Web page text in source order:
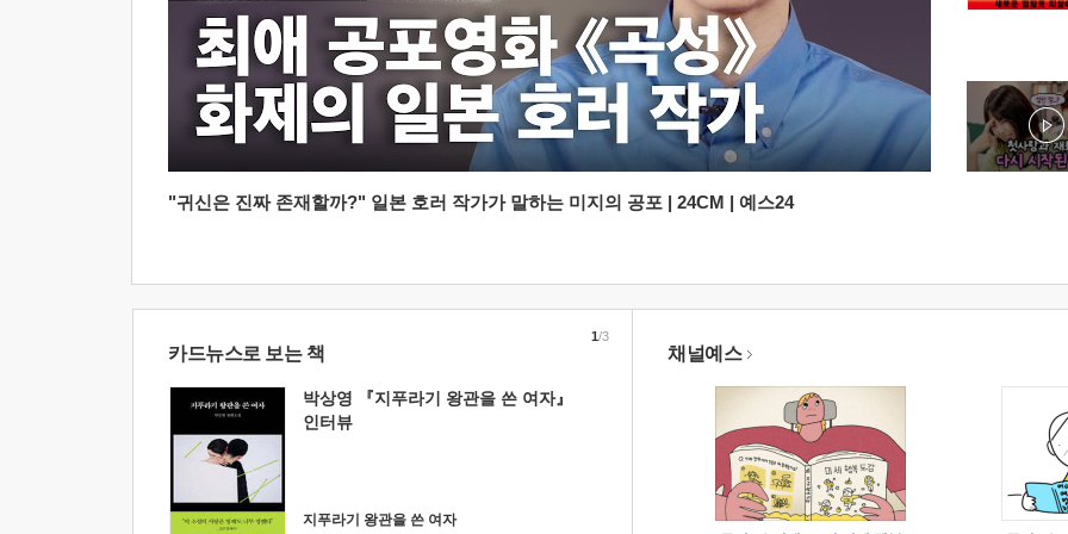
"귀신은 진짜 존재할까?" 일본 호러 작가가 말하는 미지의 공포 | 24CM | 예스24
카드뉴스로 보는 책
박상영 『지푸라기 왕관을 쓴 여자』
인터뷰
지푸라기 왕관을 쓴 여자
1/3
채널예스